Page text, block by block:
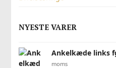
NYESTE VARER
Ankelkæde links
moms